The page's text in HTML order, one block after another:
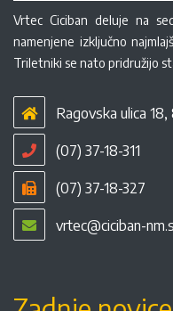
Vrtec Ciciban deluje na
namenjene izključno
Triletniki se nato pridružijo
Ragovska ulica
(07) 37-18-311
(07) 37-18-327
vrtec@ciciban-